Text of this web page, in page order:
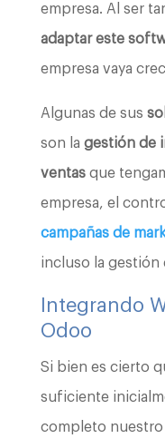
empresa. Al ser
adaptar este
empresa vaya
Algunas de sus
son la gestión de
ventasque
empresa, el
campañas de
incluso la gestión
Integrando
Odoo
Si bien es cierto
suficiente
completo nuestro